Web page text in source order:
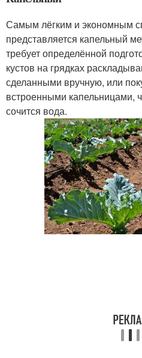
Самым лёгким и экономным
представляется капельный
требует определённой
кустов на грядках
сделанными вручную, или
встроенными капельницами,
сочится вода.